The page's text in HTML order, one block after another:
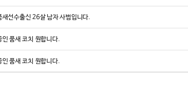
새선수출신 26살 남자 사범입니다.
인 품새 코치 원합니다.
인 품새 코치 원합니다.